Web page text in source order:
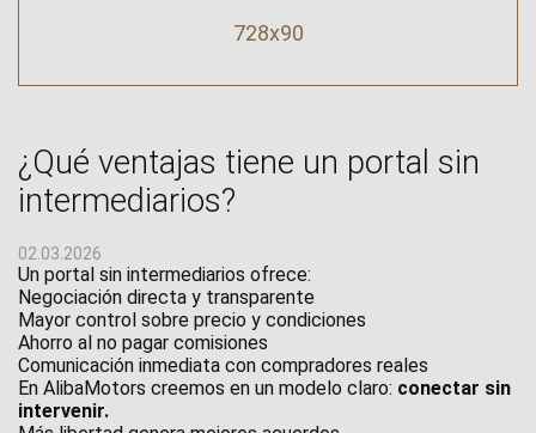
728x90
¿Qué ventajas tiene un portal sin
intermediarios?
02.03.2026
Un portal sin intermediarios ofrece:
Negociación directa y transparente
Mayor control sobre precio y condiciones
Ahorro al no pagar comisiones
Comunicación inmediata con compradores reales
En AlibaMotors creemos en un modelo claro: conectar sin
intervenir.